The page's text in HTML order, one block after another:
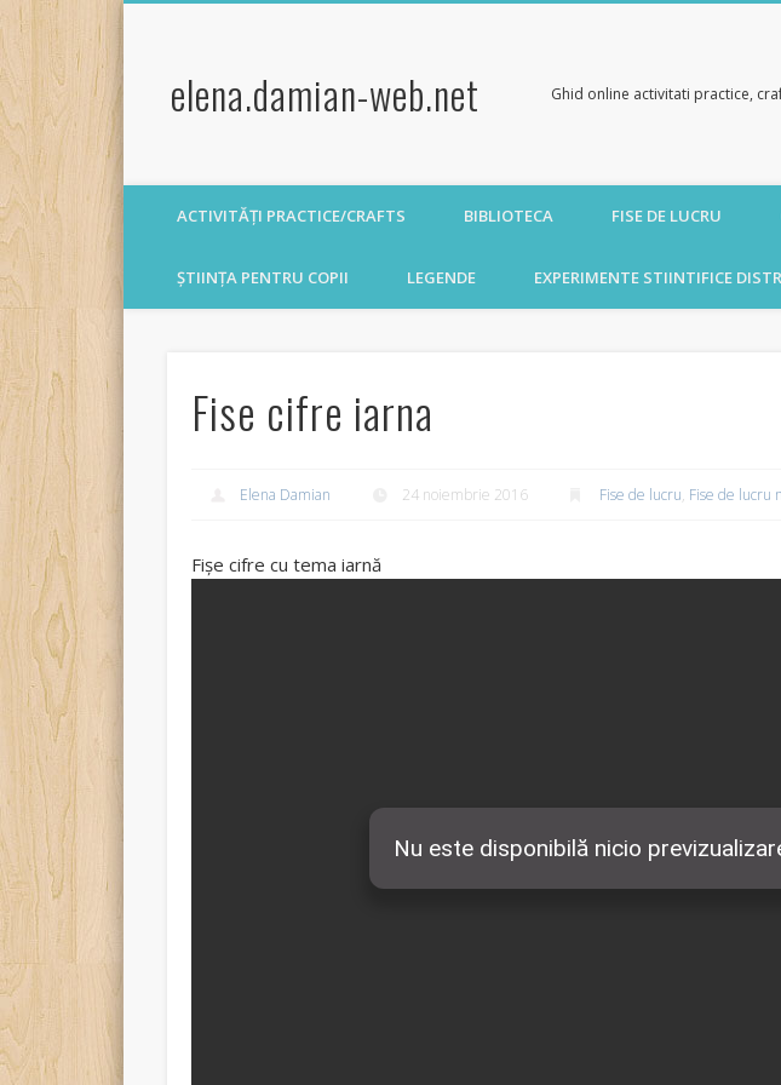
elena.damian-web.net Ghid online activitati practice,
ACTIVITĂȚI PRACTICE/CRAFTS BIBLIOTECA FISE DE LUCRU
ȘTIINȚA PENTRU COPII LEGENDE EXPERIMENTE STIINTIFICE
Fise cifre iarna
Elena Damian 24 noiembrie 2016 Fise de lucru, Fise de lucru
Fișe cifre cu tema iarnă